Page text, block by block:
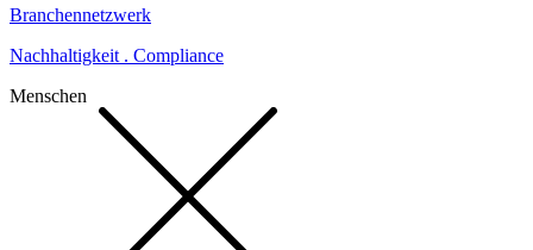
Branchennetzwerk
Nachhaltigkeit . Compliance
Menschen